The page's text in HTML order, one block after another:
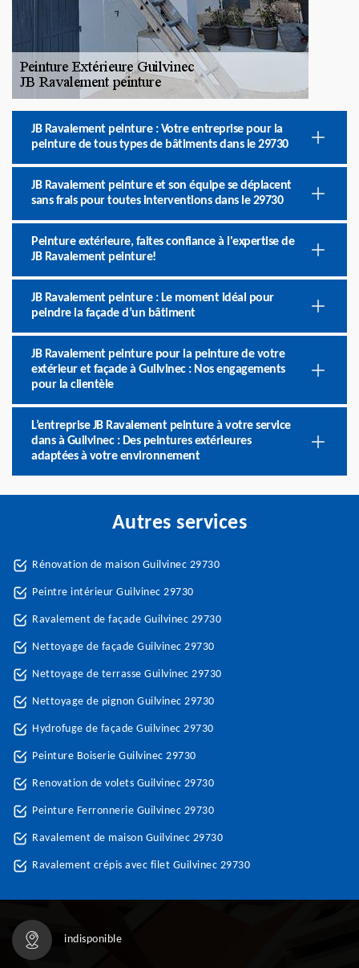
JB Ravalement peinture : Votre entreprise pour la
peinture de tous types de bâtiments dans le 29730
JB Ravalement peinture et son équipe se déplacent
sans frais pour toutes interventions dans le 29730
Peinture extérieure, faites confiance à l'expertise de
JB Ravalement peinture!
JB Ravalement peinture : Le moment idéal pour
peindre la façade d’un bâtiment
JB Ravalement peinture pour la peinture de votre
extérieur et façade à Guilvinec : Nos engagements
pour la clientèle
L’entreprise JB Ravalement peinture à votre service
dans à Guilvinec : Des peintures extérieures
adaptées à votre environnement
Autres services
Rénovation de maison Guilvinec 29730
Peintre intérieur Guilvinec 29730
Ravalement de façade Guilvinec 29730
Nettoyage de façade Guilvinec 29730
Nettoyage de terrasse Guilvinec 29730
Nettoyage de pignon Guilvinec 29730
Hydrofuge de façade Guilvinec 29730
Peinture Boiserie Guilvinec 29730
Renovation de volets Guilvinec 29730
Peinture Ferronnerie Guilvinec 29730
Ravalement de maison Guilvinec 29730
Ravalement crépis avec filet Guilvinec 29730
indisponible